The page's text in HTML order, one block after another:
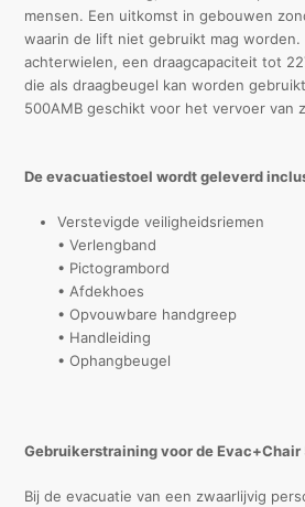
mensen. Een uitkomst in gebouwen
waarin de lift niet gebruikt mag worden.
achterwielen, een draagcapaciteit tot
die als draagbeugel kan worden
500AMB geschikt voor het vervoer van
De evacuatiestoel wordt geleverd
Verstevigde veiligheidsriemen
• Verlengband
• Pictogrambord
• Afdekhoes
• Opvouwbare handgreep
• Handleiding
• Ophangbeugel
Gebruikerstraining voor de Evac+Chair
Bij de evacuatie van een zwaarlijvig